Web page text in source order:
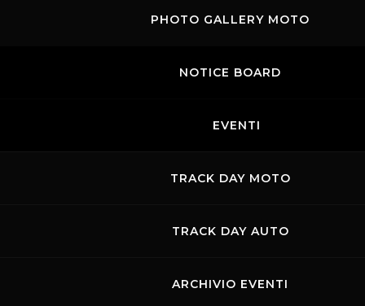
PHOTO GALLERY MOTO
NOTICE BOARD
EVENTI
TRACK DAY MOTO
TRACK DAY AUTO
ARCHIVIO EVENTI